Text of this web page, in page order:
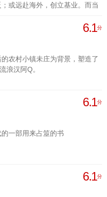
或远赴海外，创立基业。而当
英雄气概和民族气节。但宋廷
性格鲜明，语言生动传神，想
象逼真，引人入胜。
6.1分
农村小镇未庄为背景，塑造了
浪汉阿Q。
6.1分
的一部用来占筮的书
6.1分